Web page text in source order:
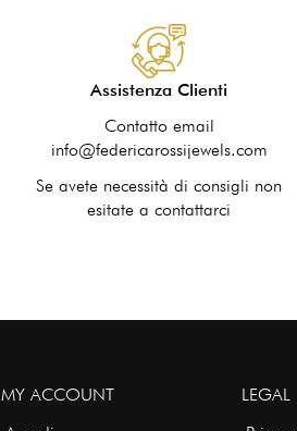
Assistenza Clienti
Contatto email
info@federicarossijewels.com
Se avete necessità di consigli non
esitate a contattarci
MY ACCOUNT
LEGAL